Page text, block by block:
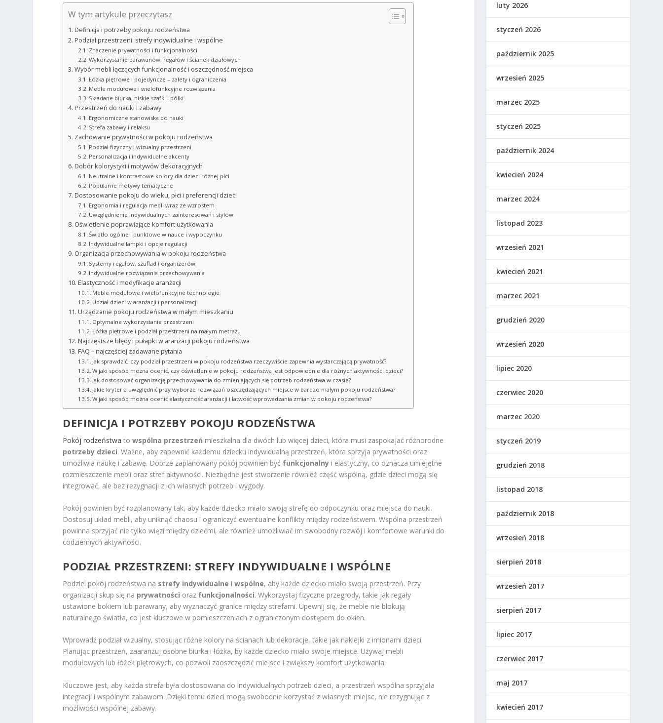
W tym artykule przeczytasz
Definicja i potrzeby pokoju rodzeństwa
Podział przestrzeni: strefy indywidualne i wspólne
Znaczenie prywatności i funkcjonalności
Wykorzystanie parawanów, regałów i ścianek działowych
Wybór mebli łączących funkcjonalność i oszczędność miejsca
Łóżka piętrowe i pojedyncze – zalety i ograniczenia
Meble modułowe i wielofunkcyjne rozwiązania
Składane biurka, niskie szafki i półki
Przestrzeń do nauki i zabawy
Ergonomiczne stanowiska do nauki
Strefa zabawy i relaksu
Zachowanie prywatności w pokoju rodzeństwa
Podział fizyczny i wizualny przestrzeni
Personalizacja i indywidualne akcenty
Dobór kolorystyki i motywów dekoracyjnych
Neutralne i kontrastowe kolory dla dzieci różnej płci
Popularne motywy tematyczne
Dostosowanie pokoju do wieku, płci i preferencji dzieci
Ergonomia i regulacja mebli wraz ze wzrostem
Uwzględnienie indywidualnych zainteresowań i stylów
Oświetlenie poprawiające komfort użytkowania
Światło ogólne i punktowe w nauce i wypoczynku
Indywidualne lampki i opcje regulacji
Organizacja przechowywania w pokoju rodzeństwa
Systemy regałów, szuflad i organizerów
Indywidualne rozwiązania przechowywania
Elastyczność i modyfikacje aranżacji
Meble modułowe i wielofunkcyjne technologie
Udział dzieci w aranżacji i personalizacji
Urządzanie pokoju rodzeństwa w małym mieszkaniu
Optymalne wykorzystanie przestrzeni
Łóżka piętrowe i podział przestrzeni na małym metrażu
Najczęstsze błędy i pułapki w aranżacji pokoju rodzeństwa
FAQ – najczęściej zadawane pytania
Jak sprawdzić, czy podział przestrzeni w pokoju rodzeństwa rzeczywiście zapewnia wystarczającą prywatność?
W jaki sposób można ocenić, czy oświetlenie w pokoju rodzeństwa jest odpowiednie dla różnych aktywności dzieci?
Jak dostosować organizację przechowywania do zmieniających się potrzeb rodzeństwa w czasie?
Jakie kryteria uwzględnić przy wyborze rozwiązań oszczędzających miejsce w bardzo małym pokoju rodzeństwa?
W jaki sposób można ocenić elastyczność aranżacji i łatwość wprowadzania zmian w pokoju rodzeństwa?
DEFINICJA I POTRZEBY POKOJU RODZEŃSTWA
Pokój rodzeństwa towspólna przestrzeń mieszkalna dla dwóch lub więcej dzieci, która musi zaspokajać różnorodne
potrzeby dzieci. Ważne, aby zapewnić każdemu dziecku indywidualną przestrzeń, która sprzyja prywatności oraz
umożliwia naukę i zabawę. Dobrze zaplanowany pokój powinien być funkcjonalny i elastyczny, co oznacza umiejętne
rozmieszczenie mebli oraz stref aktywności. Niezbędne jest stworzenie również część wspólną, gdzie dzieci mogą się
integrować, ale bez rezygnacji z ich własnych potrzeb i wygody.
Pokój powinien być rozplanowany tak, aby każde dziecko miało swoją strefę do odpoczynku oraz miejsca do nauki.
Dostosuj układ mebli, aby uniknąć chaosu i ograniczyć ewentualne konflikty między rodzeństwem. Wspólna przestrzeń
powinna sprzyjać nie tylko więzi między dziećmi, ale również umożliwiać im swobodny rozwój i komfortowe warunki do
codziennych aktywności.
PODZIAŁ PRZESTRZENI: STREFY INDYWIDUALNE I WSPÓLNE
Podziel pokój rodzeństwa na strefy indywidualne iwspólne, aby każde dziecko miało swoją przestrzeń. Przy
organizacji skup się na prywatności oraz funkcjonalności. Wykorzystaj fizyczne przegrody, takie jak regały
ustawione bokiem lub parawany, aby wyznaczyć granice między strefami. Upewnij się, że meble nie blokują
naturalnego światła, co jest kluczowe w pomieszczeniach z ograniczonym dostępem do okien.
Wprowadź podział wizualny, stosując różne kolory na ścianach lub dekoracje, takie jak naklejki z imionami dzieci.
Planując przestrzeń, zaaranżuj osobne biurka i łóżka, by każde dziecko miało swoje miejsce. Używaj mebli
modułowych lub łóżek piętrowych, co pozwoli zaoszczędzić miejsce i zwiększy komfort użytkowania.
Kluczowe jest, aby każda strefa była dostosowana do indywidualnych potrzeb dzieci, a przestrzeń wspólna sprzyjała
integracji i wspólnym zabawom. Dzięki temu dzieci mogą swobodnie korzystać z własnych miejsc, nie rezygnując z
możliwości wspólnej zabawy.
luty 2026
styczeń 2026
październik 2025
wrzesień 2025
marzec 2025
styczeń 2025
październik 2024
kwiecień 2024
marzec 2024
listopad 2023
wrzesień 2021
kwiecień 2021
marzec 2021
grudzień 2020
wrzesień 2020
lipiec 2020
czerwiec 2020
marzec 2020
styczeń 2019
grudzień 2018
listopad 2018
październik 2018
wrzesień 2018
sierpień 2018
wrzesień 2017
sierpień 2017
lipiec 2017
czerwiec 2017
maj 2017
kwiecień 2017